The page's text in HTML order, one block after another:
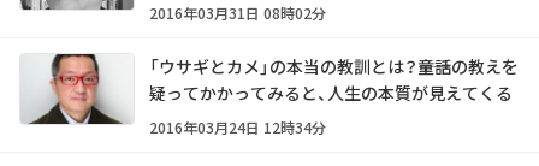
2016年03月31日 08時02分
「ウサギとカメ」の本当の教訓とは？――童話の教えを
疑ってかかってみると、人生の本質が見えてくる
2016年03月24日 12時34分